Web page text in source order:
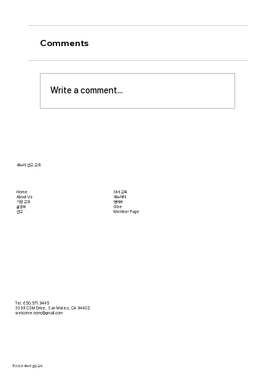
• 서대석 목자 단기 선교 8월 1일부터 13일까지
이스라엘 단기 선교를 다녀옵니다. 관심과 기도
평신도 세미나가 어스틴 늘푸른교회에서 9월 25
일부터 27일까지 있습니다. 등록마감은 8월 7일
Comments
Write a comment...
Home
About Us
​가정 교회
​삶공부
​선교
자녀 교육
새누리터
영어부
Give
Member Page
Tel. 650.571.9445
3399 CSM Drive, San Mateo, CA 94402
welcome.ncmc@gmail.com
© 2026 새누리 선교 교회
새누리 선교 교회